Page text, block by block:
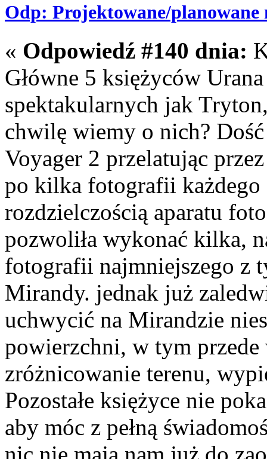
Odp: Projektowane/
« Odpowiedź #140 dnia:
Główne 5 księżyców
spektakularnych jak
chwilę wiemy o nich?
Voyager 2 przelatując
po kilka fotografii każdego
rozdzielczością aparatu
pozwoliła wykonać kilka,
fotografii najmniejszego z
Mirandy. jednak już
uchwycić na Mirandzie
powierzchni, w tym
zróżnicowanie terenu,
Pozostałe księżyce nie
aby móc z pełną
nic nie mają nam już do